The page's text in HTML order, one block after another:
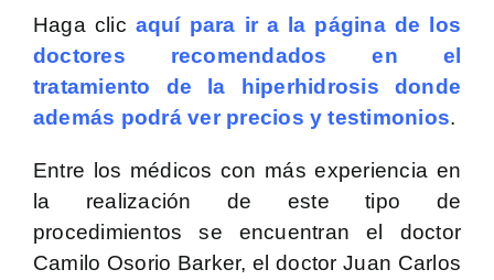
Haga clic aquí para ir a la página de los
doctores recomendados en el
tratamiento de la hiperhidrosis donde
además podrá ver precios y testimonios.
Entre los médicos con más experiencia en
la realización de este tipo de
procedimientos se encuentran el doctor
Camilo Osorio Barker, el doctor Juan Carlos